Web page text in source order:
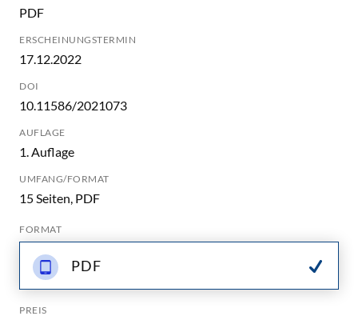
PDF
ERSCHEINUNGSTERMIN
17.12.2022
DOI
10.11586/2021073
AUFLAGE
1. Auflage
UMFANG/FORMAT
15 Seiten, PDF
FORMAT
PDF
PREIS